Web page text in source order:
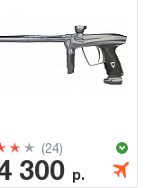
(24)
300 р.